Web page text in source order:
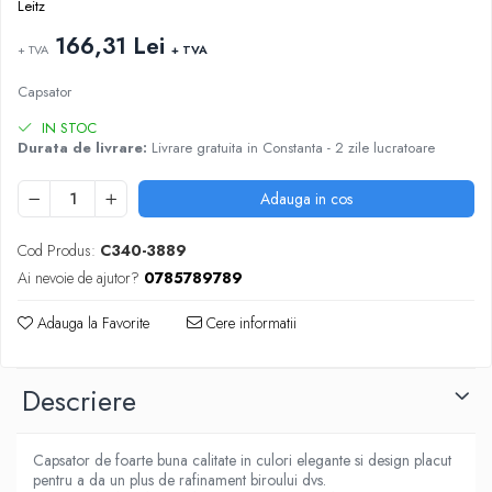
PLICURI PENTRU CORESPONDENTA,
ETICHETE AUTOADEZIVE
CUBURI DIN HARTIE & CUBURI NOTES
CAIETE & BLOCK NOTES-URI
ACCESORII PENTRU BIROU
PERFORATOARE
CAPSATOARE & DECAPSATOARE
CAPSE & SUPORTURI
DOCUMENTE
ADEZIVI
CUTTERE
MANUSI NITRIL NEPUDRATE
Leitz
+ TVA 166,31 Lei + TVA
Capsator
IN STOC
Durata de livrare: Livrare gratuita in Constanta - 2 zile lucratoare
Adauga in cos
Cod Produs: C340-3889
Ai nevoie de ajutor? 0785789789
Adauga la Favorite Cere informatii
Descriere
Capsator de foarte buna calitate in culori elegante si design placut
pentru a da un plus de rafinament biroului dvs.